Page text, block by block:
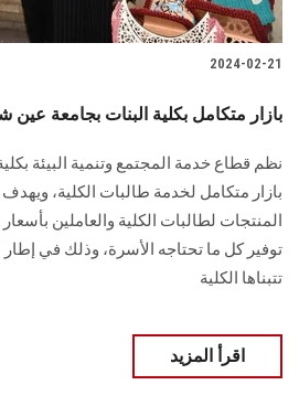
سجل الان
2024-02-21
بازار متكامل بكلية البنات بجامعة
نظم قطاع خدمة المجتمع وتنمية البيئة
بازار متكامل لخدمة ‏طالبات الكلية،
المنتجات لطالبات الكلية والعاملين
توفير كل ما تحتاجه الأسرة، وذلك في إطار
‏تتبناها الكلية
اقرأ المزيد